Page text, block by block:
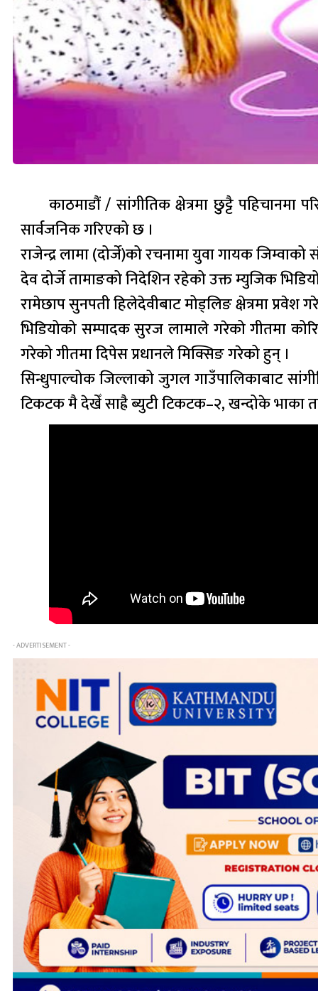
काठमाडौं / सांगीतिक क्षेत्रमा छुुट्टै
सार्वजनिक गरिएको छ ।
राजेन्द्र लामा (दोर्जे)को रचनामा युवा गायक
देव दोर्जे तामाङको निदेशिन रहेको उक्त म्युजिक
रामेछाप सुनपती हिलेदेवीबाट मोड्लिङ क्षेत्रमा प्रवेश
भिडियोको सम्पादक सुरज लामाले गरेको गीतमा
गरेको गीतमा दिपेस प्रधानले मिक्सिङ गरेको हुन् ।
सिन्धुपाल्चोक जिल्लाको जुगल गाउँपालिकाबाट
टिकटक मै देखेँ साह्रै ब्युटी टिकटक–२, खन्दोके भाका
- ADVERTISEMENT -